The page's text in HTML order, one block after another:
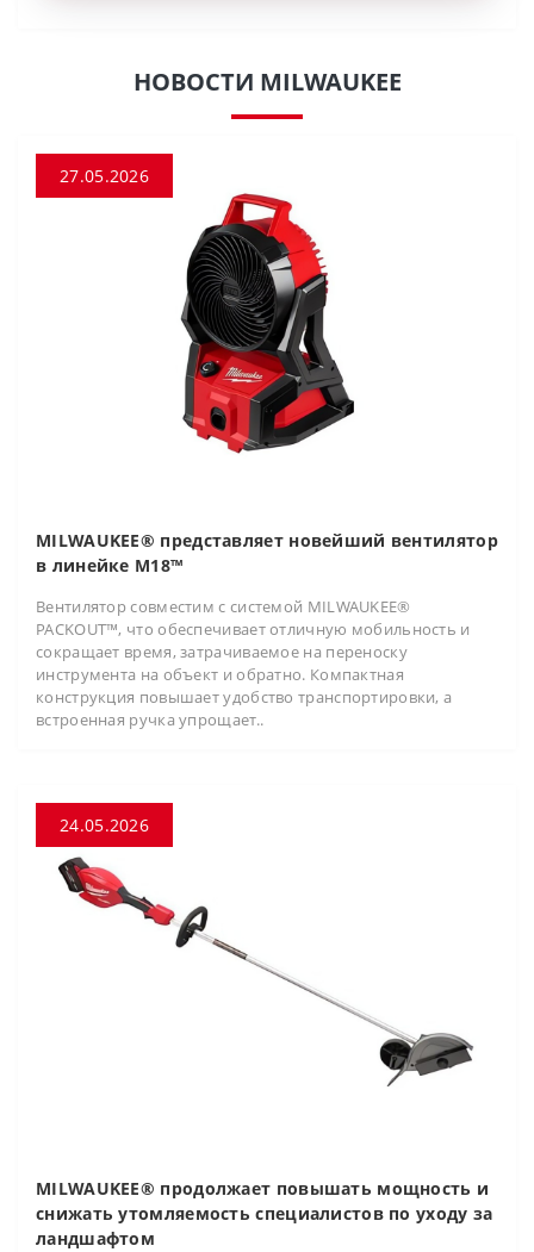
НОВОСТИ MILWAUKEE
27.05.2026
MILWAUKEE® представляет новейший вентилятор
в линейке M18™
Вентилятор совместим с системой MILWAUKEE®
PACKOUT™, что обеспечивает отличную мобильность и
сокращает время, затрачиваемое на переноску
инструмента на объект и обратно. Компактная
конструкция повышает удобство транспортировки, а
встроенная ручка упрощает..
24.05.2026
MILWAUKEE® продолжает повышать мощность и
снижать утомляемость специалистов по уходу за
ландшафтом